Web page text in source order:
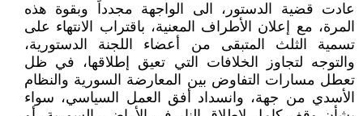
عادت قضية الدستور، الى الواجهة مجدداً وبقوة هذه
المرة، مع إعلان الأطراف المعنية، باقتراب الانتهاء على
تسمية الثلث المتبقى من أعضاء اللجنة الدستورية،
والتوجه لتجاوز الخلافات التي تعيق إطلاقها، في ظل
تعطل مسارات التفاوض بين المعارضة السورية والنظام
الأسدي من جهة، وانسداد أفق العمل السياسي، سواء